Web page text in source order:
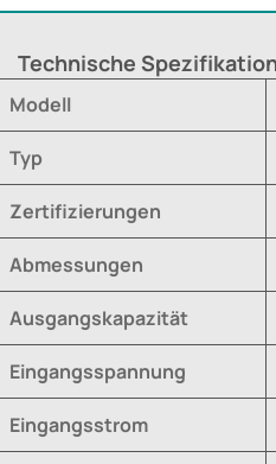
Technische
Modell
Typ
Zertifizierungen
Abmessungen
Ausgangskapazität
Eingangsspannung
Eingangsstrom